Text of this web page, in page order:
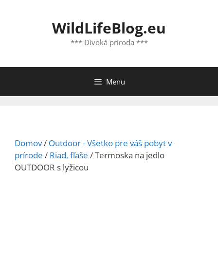
WildLifeBlog.eu
*** Divoká príroda ***
Menu
Domov/ Outdoor - Všetko pre váš pobyt v
prírode / Riad, fľaše / Termoska na jedlo
OUTDOOR s lyžicou